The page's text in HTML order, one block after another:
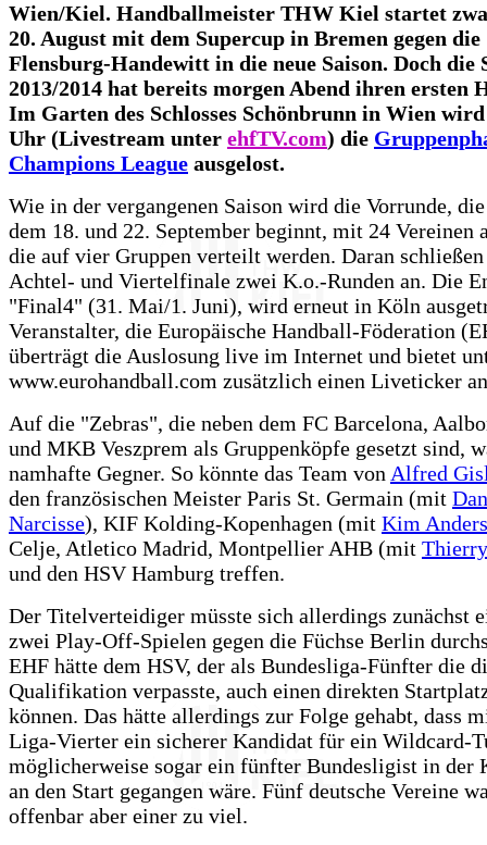
Wien/Kiel. Handballmeister THW Kiel startet
20. August mit dem Supercup in Bremen gegen die
Flensburg-Handewitt in die neue Saison. Doch die
2013/2014 hat bereits morgen Abend ihren ersten
Im Garten des Schlosses Schönbrunn in Wien wird
Uhr (Livestream unter ehfTV.com) die
Champions League ausgelost.
Wie in der vergangenen Saison wird die Vorrunde,
dem 18. und 22. September beginnt, mit 24 Vereinen
die auf vier Gruppen verteilt werden. Daran
Achtel- und Viertelfinale zwei K.o.-Runden an. Die
"Final4" (31. Mai/1. Juni), wird erneut in Köln
Veranstalter, die Europäische Handball-Föderation
überträgt die Auslosung live im Internet und bietet
www.eurohandball.com zusätzlich einen Liveticker
Auf die "Zebras", die neben dem FC Barcelona,
und MKB Veszprem als Gruppenköpfe gesetzt sind,
namhafte Gegner. So könnte das Team von Alfred
den französischen Meister Paris St. Germain (mit
Narcisse), KIF Kolding-Kopenhagen (mit Kim
Celje, Atletico Madrid, Montpellier AHB (mit
und den HSV Hamburg treffen.
Der Titelverteidiger müsste sich allerdings zunächst
zwei Play-Off-Spielen gegen die Füchse Berlin
EHF hätte dem HSV, der als Bundesliga-Fünfter die
Qualifikation verpasste, auch einen direkten
können. Das hätte allerdings zur Folge gehabt, dass
Liga-Vierter ein sicherer Kandidat für ein Wildcard-
möglicherweise sogar ein fünfter Bundesligist in der
an den Start gegangen wäre. Fünf deutsche Vereine
offenbar aber einer zu viel.